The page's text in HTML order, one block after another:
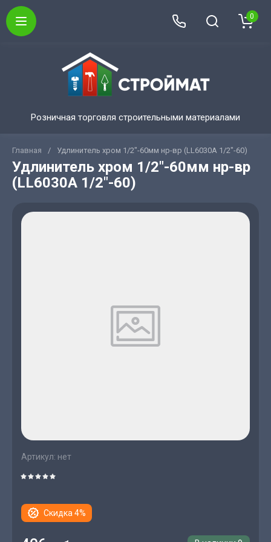
Розничная торговля строительными материалами
0
Главная / Удлинитель хром 1/2"-60мм нр-вр (LL6030А 1/2"-60)
Удлинитель хром 1/2"-60мм нр-вр
(LL6030А 1/2"-60)
Артикул: нет
Скидка 4%